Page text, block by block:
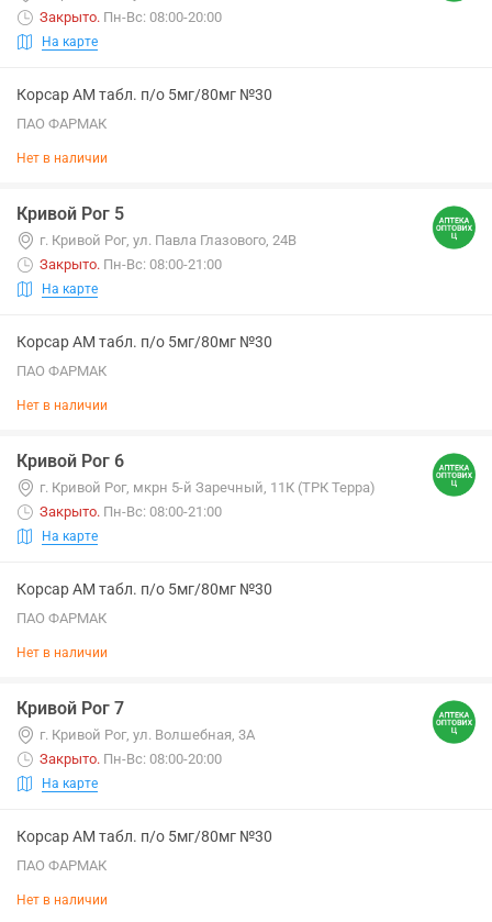
Закрыто. Пн-Вс: 08:00-20:00
На карте
Корсар АМ табл. п/о 5мг/80мг №30
ПАО ФАРМАК
Нет в наличии
Кривой Рог 5
г. Кривой Рог, ул. Павла Глазового, 24В
Закрыто. Пн-Вс: 08:00-21:00
На карте
Корсар АМ табл. п/о 5мг/80мг №30
ПАО ФАРМАК
Нет в наличии
Кривой Рог 6
г. Кривой Рог, мкрн 5-й Заречный, 11К (ТРК Терра)
Закрыто. Пн-Вс: 08:00-21:00
На карте
Корсар АМ табл. п/о 5мг/80мг №30
ПАО ФАРМАК
Нет в наличии
Кривой Рог 7
г. Кривой Рог, ул. Волшебная, 3А
Закрыто. Пн-Вс: 08:00-20:00
На карте
Корсар АМ табл. п/о 5мг/80мг №30
ПАО ФАРМАК
Нет в наличии